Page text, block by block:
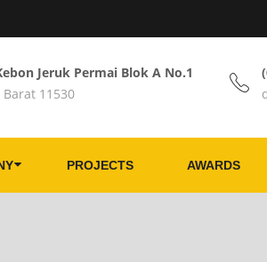
Jeruk Permai Blok A No.1
Barat 11530
PROJECTS AWARDS